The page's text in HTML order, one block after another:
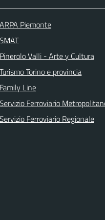
e Pinerolo
ARPA Piemonte
SMAT
Pinerolo Valli - Arte y Cultura
Turismo Torino e provincia
Family Line
Servizio Ferroviario
Servizio Ferroviario Regionale